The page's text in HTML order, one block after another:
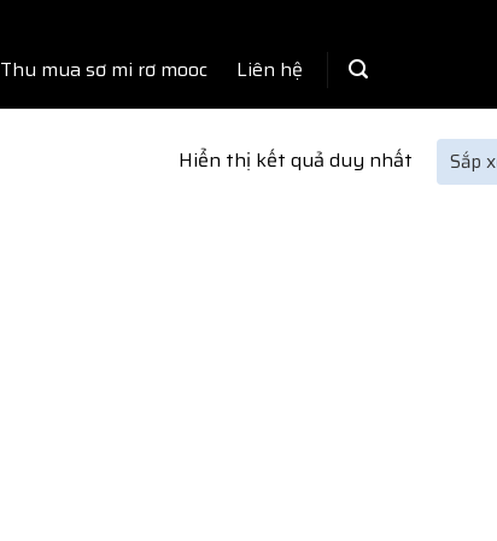
Thu mua sơ mi rơ mooc Liên hệ
Hiển thị kết quả duy nhất